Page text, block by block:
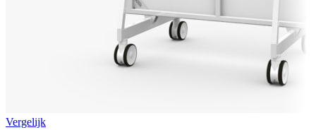
Vergelijk